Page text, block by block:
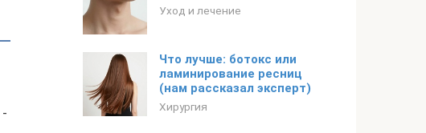
-
Уход и лечение
Что лучше: ботокс или
ламинирование ресниц
(нам рассказал эксперт)
Хирургия